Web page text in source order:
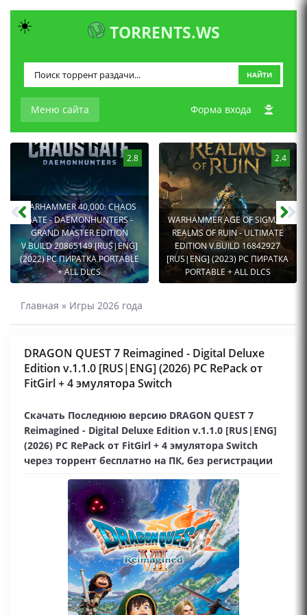
TORRENTS.WS
Меню сайта
НАЙТИ
Форма входа
2.8
WARHAMMER 40,000: CHAOS
GATE - DAEMONHUNTERS -
GRAND MASTER EDITION
V.BUILD 20865149 [RUS|ENG]
(2022) PC ПИРАТКА PORTABLE
+ ALL DLCS
2.4
WARHAMMER AGE OF SIGMAR:
REALMS OF RUIN - ULTIMATE
EDITION V.BUILD 16842927
[RUS|ENG] (2023) PC ПИРАТКА
PORTABLE + ALL DLCS
Главная » Игры 2026 года
DRAGON QUEST 7 Reimagined - Digital Deluxe
Edition v.1.1.0 [RUS|ENG] (2026) PC RePack от
FitGirl + 4 эмулятора Switch
Скачать Последнюю версию DRAGON QUEST 7
Reimagined - Digital Deluxe Edition v.1.1.0 [RUS|ENG]
(2026) PC RePack от FitGirl + 4 эмулятора Switch
через торрент бесплатно на ПК, без регистрации
☀️